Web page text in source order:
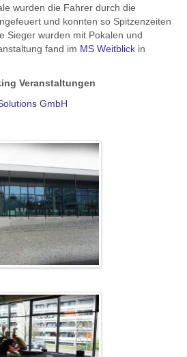
wurden die Fahrer durch die
und konnten so Spitzenzeiten
Sieger wurden mit Pokalen und
fand im MS Weitblickin
Veranstaltungen
GmbH